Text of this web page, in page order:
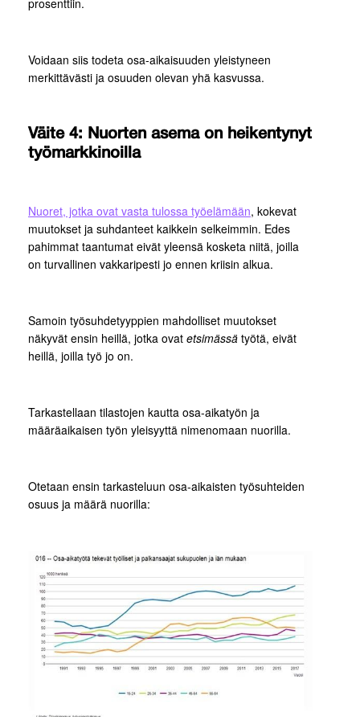
prosenttiin.
Voidaan siis todeta osa-aikaisuuden yleistyneen
merkittävästi ja osuuden olevan yhä kasvussa.
Väite 4: Nuorten asema on heikentynyt
työmarkkinoilla
Nuoret, jotka ovat vasta tulossa työelämään, kokevat
muutokset ja suhdanteet kaikkein selkeimmin. Edes
pahimmat taantumat eivät yleensä kosketa niitä, joilla
on turvallinen vakkaripesti jo ennen kriisin alkua.
Samoin työsuhdetyyppien mahdolliset muutokset
näkyvät ensin heillä, jotka ovat etsimässä työtä, eivät
heillä, joilla työ jo on.
Tarkastellaan tilastojen kautta osa-aikatyön ja
määräaikaisen työn yleisyyttä nimenomaan nuorilla.
Otetaan ensin tarkasteluun osa-aikaisten työsuhteiden
osuus ja määrä nuorilla: